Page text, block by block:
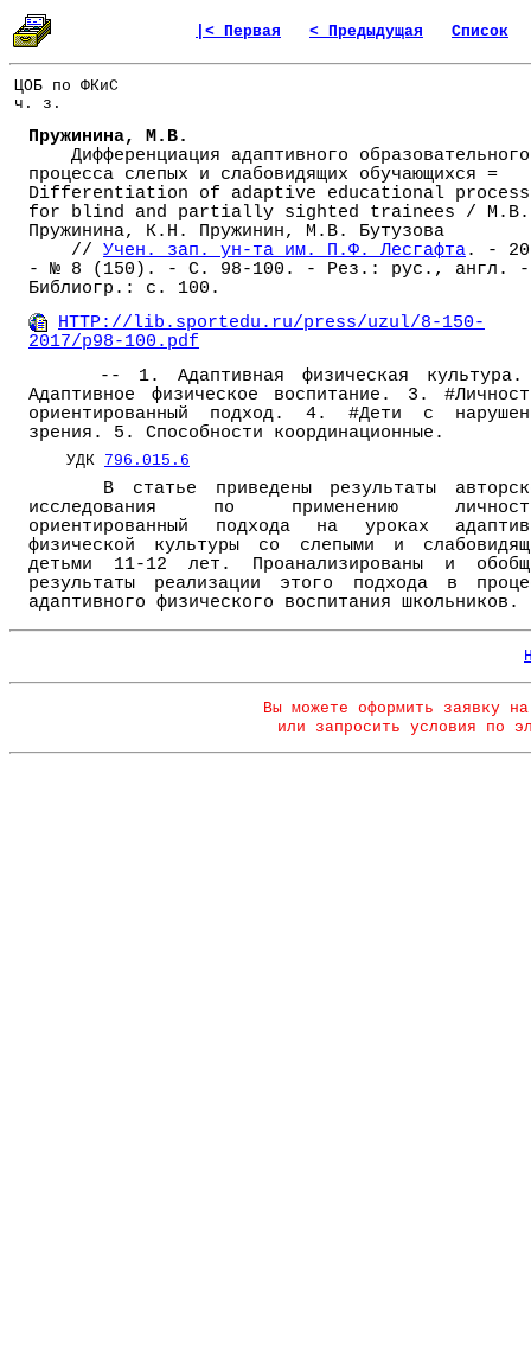
|< Первая < Предыдущая Список
ЦОБ по ФКиС
ч. з.
Пружинина, М.В.
Дифференциация адаптивного образовательного
процесса слепых и слабовидящих обучающихся =
Differentiation of adaptive educational process
for blind and partially sighted trainees / М.В.
Пружинина, К.Н. Пружинин, М.В. Бутузова
// Учен. зап. ун-та им. П.Ф. Лесгафта. -
- № 8 (150). - С. 98-100. - Рез.: рус., англ. -
Библиогр.: с. 100.
HTTP://lib.sportedu.ru/press/uzul/8-150-
2017/p98-100.pdf
-- 1. Адаптивная физическая
Адаптивное физическое воспитание. 3.
ориентированный подход. 4. #Дети с
зрения. 5. Способности координационные.
УДК 796.015.6
В статье приведены результаты
исследования по применению
ориентированный подхода на уроках
физической культуры со слепыми и
детьми 11-12 лет. Проанализированы и
результаты реализации этого подхода в
адаптивного физического воспитания школьников.
Вы можете оформить заявку
или запросить условия по